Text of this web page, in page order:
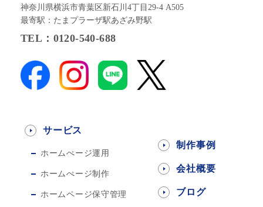
神奈川県横浜市青葉区新石川4丁目29-4 A505
最寄駅：たまプラーザ駅あざみ野駅
TEL：0120-540-688
サービス
ホームぺージ運用
ホームぺージ制作
ホームページ保守管理
制作事例
会社概要
ブログ